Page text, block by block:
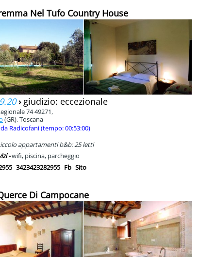
Nel Tufo Country House
› giudizio: eccezionale
74 49271,
(GR), Toscana
da Radicofani (tempo: 00:53:00)
appartamenti b&b: 25 letti
-wifi, piscina, parcheggio
3423423282955 Fb Sito
Di Campocane